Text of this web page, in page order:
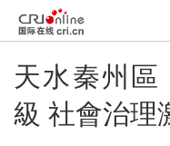
天水秦州區
級 社會治理